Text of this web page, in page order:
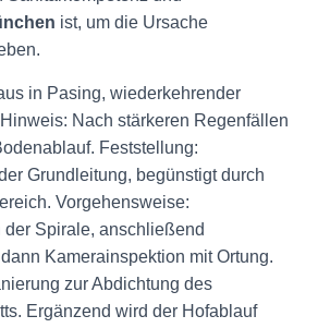
ist, um die Ursache
in Pasing, wiederkehrender
Nach stärkeren Regenfällen
Feststellung:
Grundleitung, begünstigt durch
Vorgehensweise:
Spirale, anschließend
Kamerainspektion mit Ortung.
zur Abdichtung des
Ergänzend wird der Hofablauf